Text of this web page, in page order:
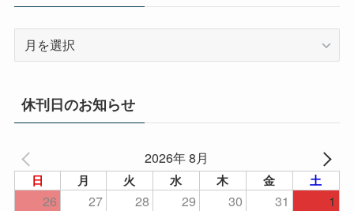
イ
ブ
休刊日のお知らせ
2026年 8月
日 月 火 水 木 金 土
26 27 28 29 30 31
1